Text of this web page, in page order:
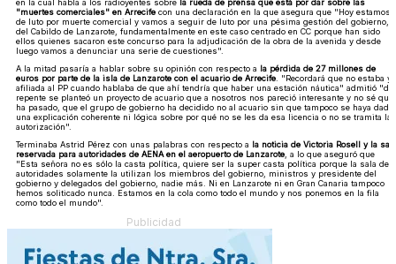
en la cual habla a los radioyentes sobre la rueda de prensa que está por dar sobre las
"muertes comerciales" en Arrecife con una declaración en la que asegura que "Hoy estamos
de luto por muerte comercial y vamos a seguir de luto por una pésima gestión del gobierno,
del Cabildo de Lanzarote, fundamentalmente en este caso centrado en CC porque han sido
ellos quienes sacaron este concurso para la adjudicación de la obra de la avenida y desde
luego vamos a denunciar una serie de cuestiones".
A la mitad pasaría a hablar sobre su opinión con respecto a la pérdida de 27 millones de
euros por parte de la isla de Lanzarote con el acuario de Arrecife . "Recordará que no estaba yo
afiliada al PP cuando hablaba de que ahí tendría que haber una estación náutica" admitió "de
repente se planteó un proyecto de acuario que a nosotros nos pareció interesante y no sé que
ha pasado, que el grupo de gobierno ha decidido no al acuario sin que tampoco se haya dado
una explicación coherente ni lógica sobre por qué no se les da esa licencia o no se tramita la
autorización".
Terminaba Astrid Pérez con unas palabras con respecto a la noticia de Victoria Rosell y la sala
reservada para autoridades de AENA en el aeropuerto de Lanzarote , a lo que aseguró que
"Esta señora no es sólo la casta política, quiere ser la super casta política porque la sala de
autoridades solamente la utilizan los miembros del gobierno, ministros y presidente del
gobierno y delegados del gobierno, nadie más. Ni en Lanzarote ni en Gran Canaria tampoco
hemos soliticado nunca. Estamos en la cola como todo el mundo y nos ponemos en la fila
como todo el mundo".
Publicidad